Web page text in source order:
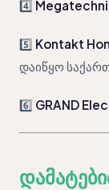
4️⃣
5️⃣ Kontakt
დაიწყო
6️⃣ GRAND